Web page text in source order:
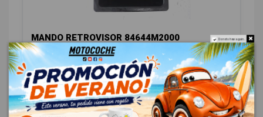
MANDO RETROVISOR 84644M2000
MITSUBISHI SANTAMO (HYUNDAI) SANTAMO CONFORT
OEM:84644M2000
ID:709866
12,00 € Sin IVA
14,52 € Con IVA
Do not show again.